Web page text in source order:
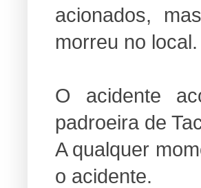
acionados,
morreu no local.
O acidente
padroeira de
A qualquer
o acidente.